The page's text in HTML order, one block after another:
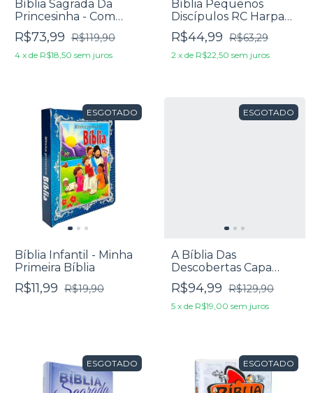
Bíblia Sagrada Da
Princesinha - Com
Orações, Devocionais E
Outros Textos
Adicionais De Sheila
R$73,99 R$119,90
4 x de R$18,50 sem juros
Bíblia Pequenos
Discípulos RC Harpa
Avivada E Corinhos
Azul
R$44,99 R$63,29
2 x de R$22,50 sem juros
ESGOTADO
Bíblia Infantil - Minha
Primeira Bíblia
R$11,99 R$19,90
ESGOTADO
A Bíblia Das
Descobertas Capa
Dura Rosa
R$94,99 R$129,90
5 x de R$19,00 sem juros
ESGOTADO ESGOTADO